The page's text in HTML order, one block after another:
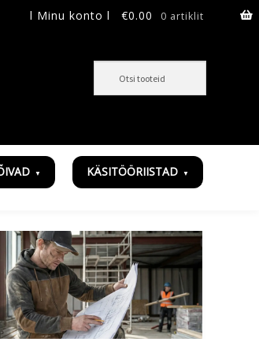
€0.00 0 artiklit
l Minu konto l
KÄSITÖÖRIISTAD